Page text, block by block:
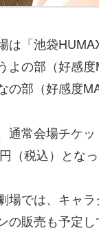
は「池袋
よの部（好感
の部（好感度
通常会場チケ
（税込）となっ
場では、キャ
の販売も予定し